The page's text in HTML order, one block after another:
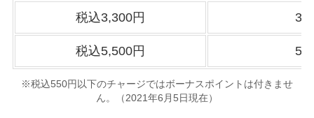
税込3,300円
税込5,500円
※税込550円以下のチャージではボーナスポイントは付きませ
ん。（2021年6月5日現在）